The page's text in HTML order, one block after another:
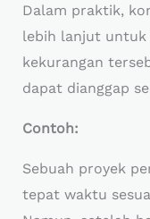
Dalam praktik,
lebih lanjut untuk
kekurangan
dapat dianggap
Contoh:
Sebuah proyek
tepat waktu